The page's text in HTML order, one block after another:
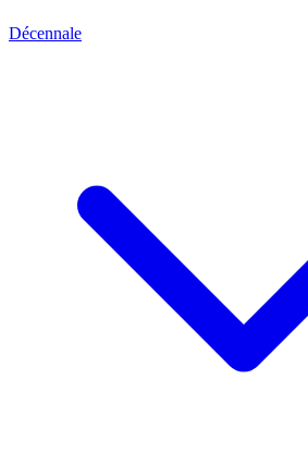
Décennale